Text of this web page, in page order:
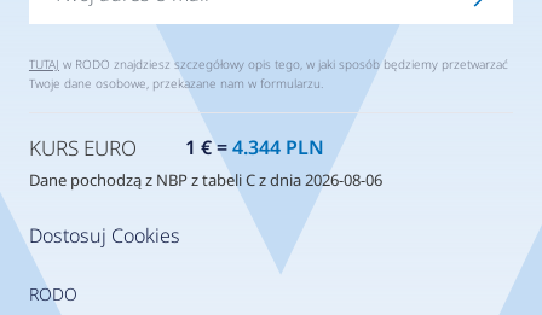
Dostosuj Cookies
RODO
TUTAJ w RODO znajdziesz szczegółowy opis tego, w jaki sposób będziemy przetwarzać
Twoje dane osobowe, przekazane nam w formularzu.
KURS EURO 1 € =4.344 PLN
Dane pochodzą z NBP z tabeli C z dnia 2026-08-06